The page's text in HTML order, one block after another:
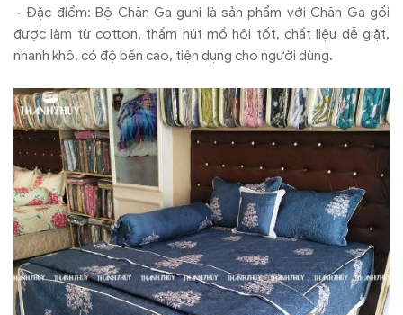
– Đặc điểm: Bộ Chăn Ga guni là sản phẩm với Chăn Ga gối
được làm từ cotton, thấm hút mồ hôi tốt, chất liệu dễ giặt,
nhanh khô, có độ bền cao, tiện dụng cho người dùng.